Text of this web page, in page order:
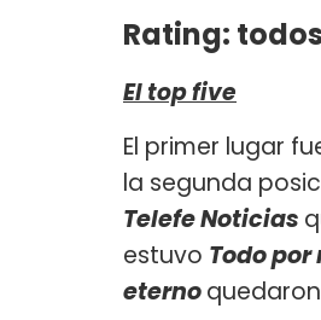
Rating:
El top five
El primer lugar
la segunda
Telefe Noticias
estuvo Todo
eterno